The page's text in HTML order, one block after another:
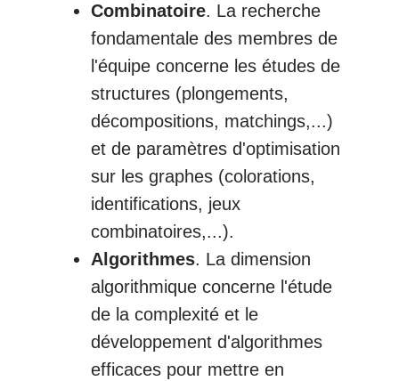
Combinatoire. La recherche
fondamentale des membres de
l'équipe concerne les études de
structures (plongements,
décompositions, matchings,...)
et de paramètres d'optimisation
sur les graphes (colorations,
identifications, jeux
combinatoires,...).
Algorithmes. La dimension
algorithmique concerne l'étude
de la complexité et le
développement d'algorithmes
efficaces pour mettre en